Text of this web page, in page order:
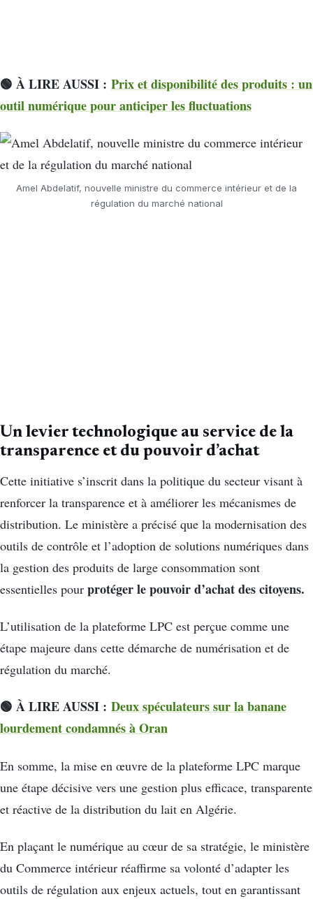
🟢 À LIRE AUSSI : Prix et disponibilité des produits : un
outil numérique pour anticiper les fluctuations
Amel Abdelatif, nouvelle ministre du commerce intérieur et de la
régulation du marché national
Un levier technologique au service de la
transparence et du pouvoir d’achat
Cette initiative s’inscrit dans la politique du secteur visant à
renforcer la transparence et à améliorer les mécanismes de
distribution. Le ministère a précisé que la modernisation des
outils de contrôle et l’adoption de solutions numériques dans
la gestion des produits de large consommation sont
essentielles pour protéger le pouvoir d’achat des citoyens.
L’utilisation de la plateforme LPC est perçue comme une
étape majeure dans cette démarche de numérisation et de
régulation du marché.
🟢 À LIRE AUSSI : Deux spéculateurs sur la banane
lourdement condamnés à Oran
En somme, la mise en œuvre de la plateforme LPC marque
une étape décisive vers une gestion plus efficace, transparente
et réactive de la distribution du lait en Algérie.
En plaçant le numérique au cœur de sa stratégie, le ministère
du Commerce intérieur réaffirme sa volonté d’adapter les
outils de régulation aux enjeux actuels, tout en garantissant